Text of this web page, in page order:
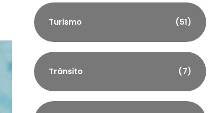
Turismo (51)
Trânsito (7)